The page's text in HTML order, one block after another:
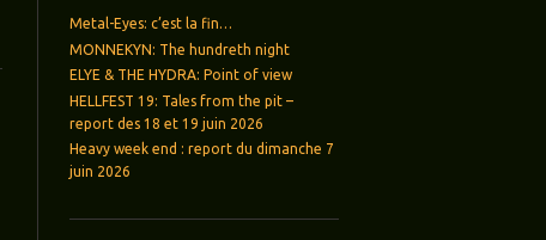
Metal-Eyes: c’est la fin…
MONNEKYN: The hundreth night
ELYE & THE HYDRA: Point of view
HELLFEST 19: Tales from the pit –
report des 18 et 19 juin 2026
Heavy week end : report du dimanche 7
juin 2026